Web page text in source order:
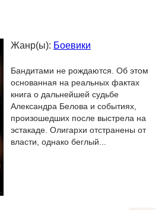
Жанр(ы): Боевики
Бандитами не рождаются. Об этом
основанная на реальных фактах
книга о дальнейшей судьбе
Александра Белова и событиях,
произошедших после выстрела на
эстакаде. Олигархи отстранены от
власти, однако беглый...